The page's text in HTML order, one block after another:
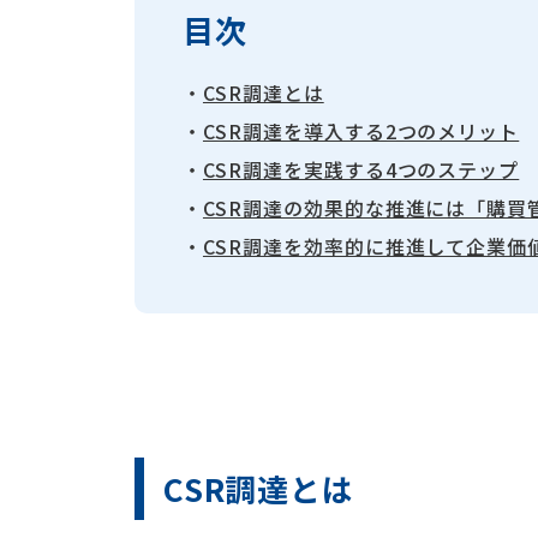
目次
・ CSR調達とは
・ CSR調達を導入する2つのメリット
・ CSR調達を実践する4つのステップ
・ CSR調達の効果的な推進には「購買
・ CSR調達を効率的に推進して企業価
CSR調達とは